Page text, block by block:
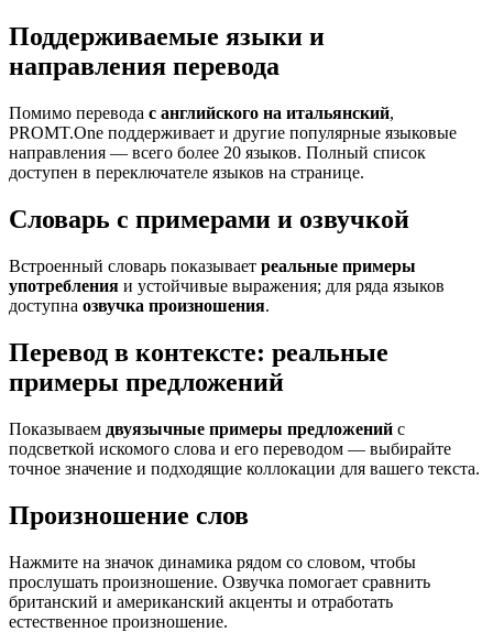
Поддерживаемые языки и
направления перевода
Помимо перевода с английского на итальянский,
PROMT.One поддерживает и другие популярные языковые
направления — всего более 20 языков. Полный список
доступен в переключателе языков на странице.
Словарь с примерами и озвучкой
Встроенный словарь показывает реальные примеры
употребления и устойчивые выражения; для ряда языков
доступна озвучка произношения.
Перевод в контексте: реальные
примеры предложений
Показываем двуязычные примеры предложений с
подсветкой искомого слова и его переводом — выбирайте
точное значение и подходящие коллокации для вашего текста.
Произношение слов
Нажмите на значок динамика рядом со словом, чтобы
прослушать произношение. Озвучка помогает сравнить
британский и американский акценты и отработать
естественное произношение.